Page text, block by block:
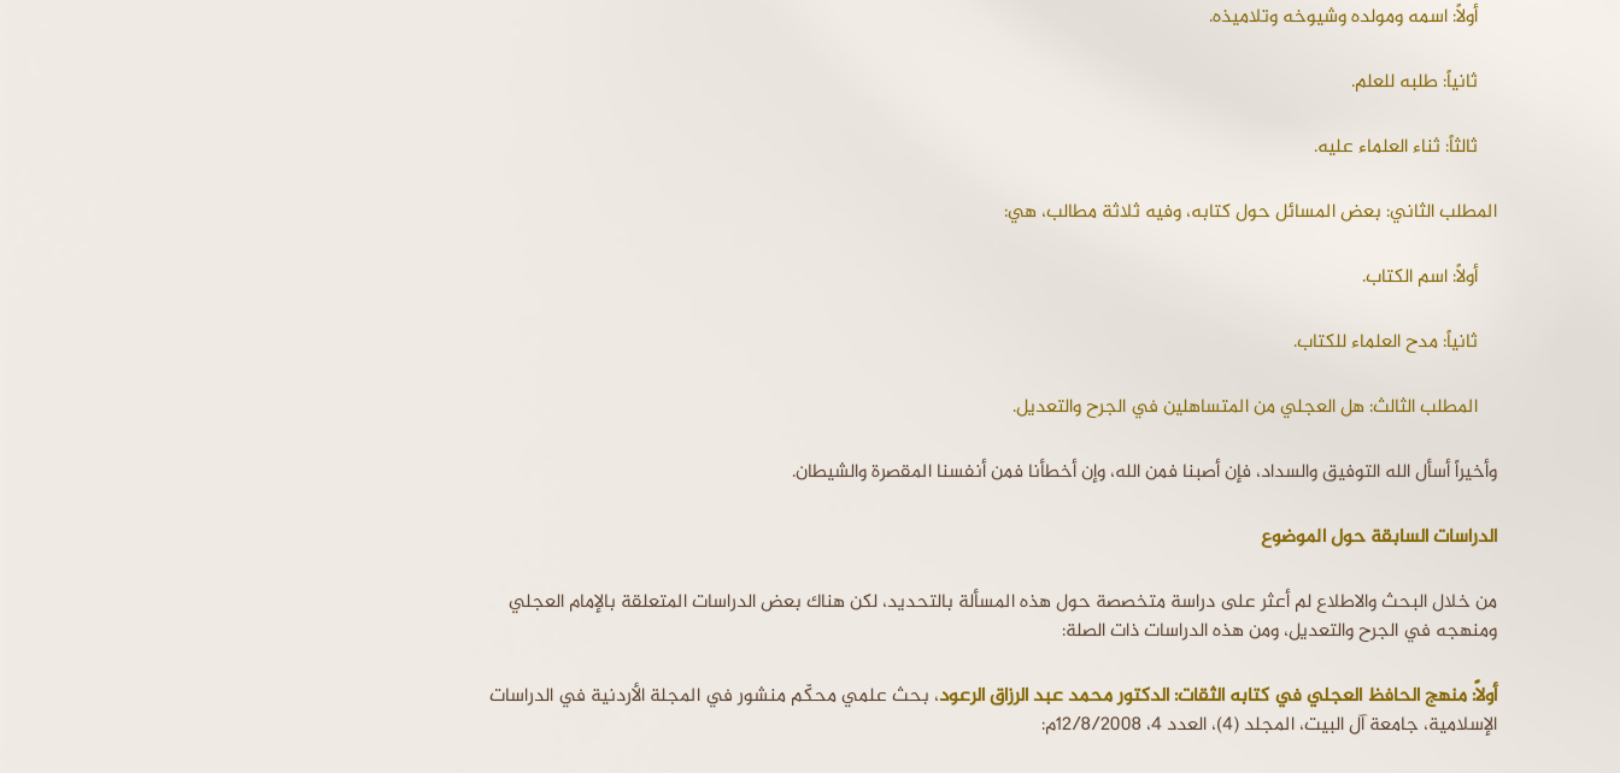
أولاً: اسمه ومولده وشيوخه وتلاميذه.
ثانياً: طلبه للعلم.
ثالثاً: ثناء العلماء عليه.
المطلب الثاني: بعض المسائل حول كتابه، وفيه ثلاثة مطالب، هي:
أولاً: اسم الكتاب.
ثانياً: مدح العلماء للكتاب.
المطلب الثالث: هل العجلي من المتساهلين في الجرح والتعديل.
وأخيراً أسأل الله التوفيق والسداد، فإن أصبنا فمن الله، وإن أخطأنا فمن أنفسنا المقصرة والشيطان.
الدراسات السابقة حول الموضوع
من خلال البحث والاطلاع لم أعثر على دراسة متخصصة حول هذه المسألة بالتحديد، لكن هناك بعض الدراسات المتعلقة بالإمام العجلي
ومنهجه في الجرح والتعديل، ومن هذه الدراسات ذات الصلة:
أولاً: منهج الحافظ العجلي في كتابه الثقات: الدكتور محمد عبد الرزاق الرعود، بحث علمي محكّم منشور في المجلة الأردنية في الدراسات
الإسلامية، جامعة آل البيت، المجلد (4)، العدد 4، 12/8/2008م: